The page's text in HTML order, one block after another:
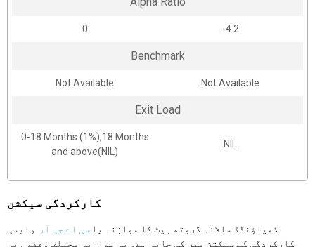
0 -4.2
Benchmark
Not Available Not Available
Exit Load
0-18 Months (1%),18 Months
and above(NIL)
NIL
کارکردگی سیکشن
کمپاؤنڈڈ سالانہ گروتھ ریٹ کا موازنہ یا سی اے جی آر
واپسی
کارکردگی کے سیکشن میں کی جاتی ہے۔ یہ موازنہ مختلف وقفوں پر